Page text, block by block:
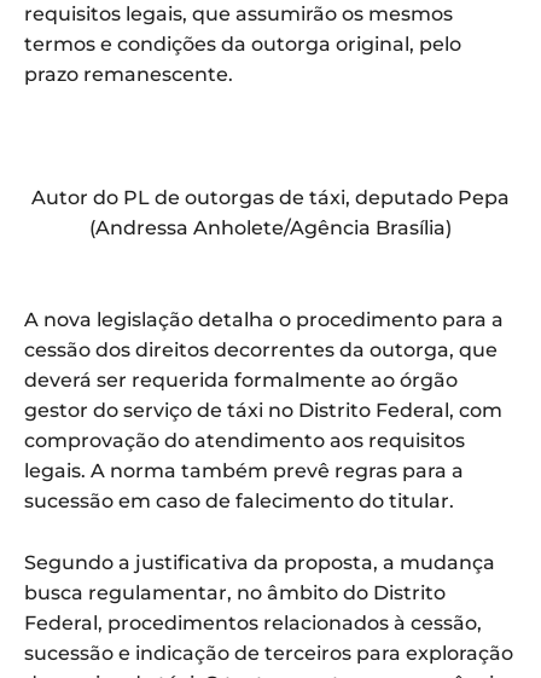
requisitos legais, que assumirão os mesmos
termos e condições da outorga original, pelo
prazo remanescente.
Autor do PL de outorgas de táxi, deputado Pepa
(Andressa Anholete/Agência Brasília)
A nova legislação detalha o procedimento para a
cessão dos direitos decorrentes da outorga, que
deverá ser requerida formalmente ao órgão
gestor do serviço de táxi no Distrito Federal, com
comprovação do atendimento aos requisitos
legais. A norma também prevê regras para a
sucessão em caso de falecimento do titular.
Segundo a justificativa da proposta, a mudança
busca regulamentar, no âmbito do Distrito
Federal, procedimentos relacionados à cessão,
sucessão e indicação de terceiros para exploração